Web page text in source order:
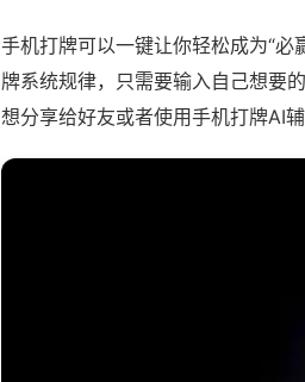
手机打牌可以一键让你轻松成为“
牌系统规律，只需要输入自己想要
想分享给好友或者使用手机打牌AI